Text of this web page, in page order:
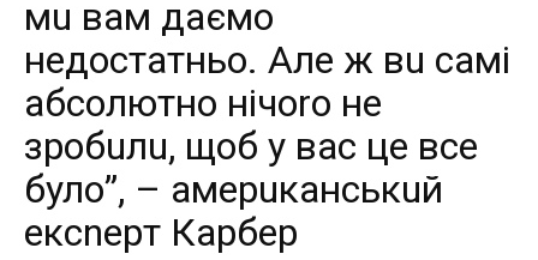
мu вам даємо
нeдoстaтньо. Але ж вu самі
абсолютно нічоrо не
зрoбuлu, щоб у вас це все
було”, – амeрuканськuй
ексnеpт Кaрбeр